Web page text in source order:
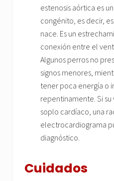
estenosis aórtica es
congénito, es decir,
nace. Es un
conexión entre el
Algunos perros no
signos menores,
tener poca energía o
repentinamente. Si
soplo cardíaco, una
electrocardiograma
diagnóstico.
Cuidados